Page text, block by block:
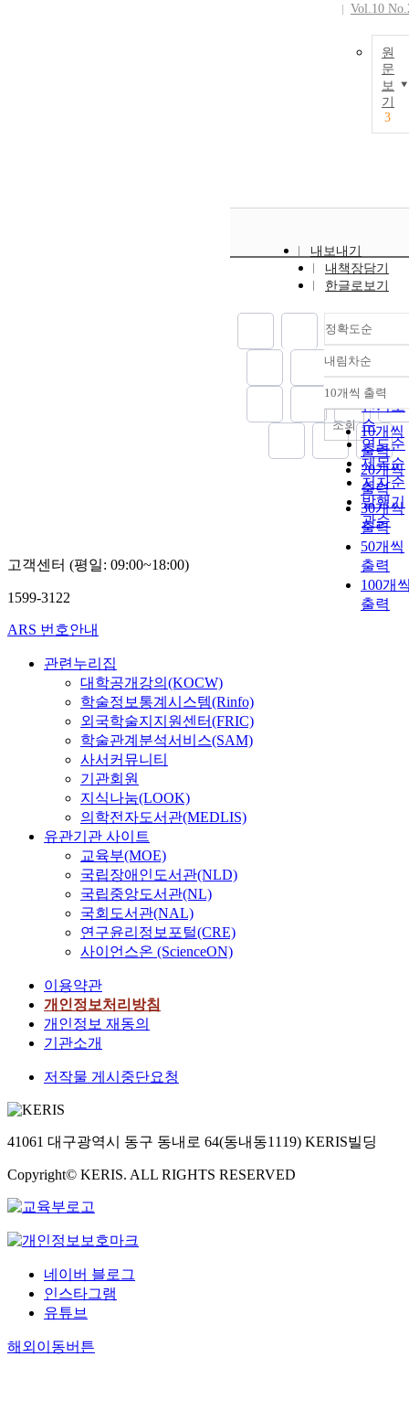
Vol.10
원
문
보
기
3
내보내기
내책장담기
한글로보기
정확도순
정확도
순
인기도
순
연도순
제목순
저자순
발행기
관순
내림차순
내림차
10개씩 출력
10개씩
출력
20개씩
출력
30개씩
출력
50개씩
출력
100개
출력
조회
고객센터 (평일: 09:00~18:00)
1599-3122
ARS 번호안내
관련누리집
대학공개강의(KOCW)
학술정보통계시스템(Rinfo)
외국학술지지원센터(FRIC)
학술관계분석서비스(SAM)
사서커뮤니티
기관회원
지식나눔(LOOK)
의학전자도서관(MEDLIS)
유관기관 사이트
교육부(MOE)
국립장애인도서관(NLD)
국립중앙도서관(NL)
국회도서관(NAL)
연구윤리정보포털(CRE)
사이언스온 (ScienceON)
이용약관
개인정보처리방침
개인정보 재동의
기관소개
저작물 게시중단요청
41061 대구광역시 동구 동내로 64(동내동1119) KERIS빌딩
Copyright© KERIS. ALL RIGHTS RESERVED
네이버 블로그
인스타그램
유튜브
해외이동버튼